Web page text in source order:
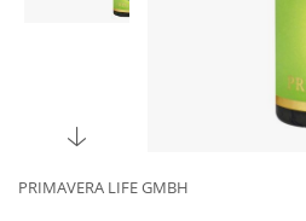
PRIMAVERA LIFE GMBH